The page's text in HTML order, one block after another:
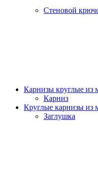
Стеновой
Карнизы круглые из
Карниз
Круглые карнизы из
Заглушка